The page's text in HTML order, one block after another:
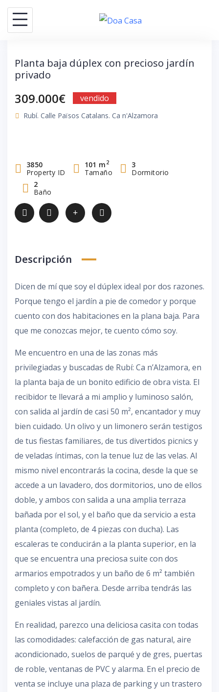
Saltar
contenido
Planta baja dúplex con precioso jardín
privado
309.000€ vendido
Rubí. Calle Països Catalans. Ca n'Alzamora
3850
Property ID
101 m 2
Tamaño
3
Dormitorio
2
Baño
Descripción
Dicen de mí que soy el dúplex ideal por dos razones.
Porque tengo el jardín a pie de comedor y porque
cuento con dos habitaciones en la plana baja. Para
que me conozcas mejor, te cuento cómo soy.
Me encuentro en una de las zonas más
privilegiadas y buscadas de Rubí: Ca n’Alzamora, en
la planta baja de un bonito edificio de obra vista. El
recibidor te llevará a mi amplio y luminoso salón,
con salida al jardín de casi 50 m², encantador y muy
bien cuidado. Un olivo y un limonero serán testigos
de tus fiestas familiares, de tus divertidos picnics y
de veladas íntimas, con la tenue luz de las velas. Al
mismo nivel encontrarás la cocina, desde la que se
accede a un lavadero, dos dormitorios, uno de ellos
doble, y ambos con salida a una amplia terraza
bañada por el sol, y el baño que da servicio a esta
planta (completo, de 4 piezas con ducha). Las
escaleras te conducirán a la planta superior, en la
que se encuentra una preciosa suite con dos
armarios empotrados y un baño de 6 m² también
completo y con bañera. Desde arriba tendrás las
geniales vistas al jardín.
En realidad, parezco una deliciosa casita con todas
las comodidades: calefacción de gas natural, aire
acondicionado, suelos de parqué y de gres, puertas
de roble, ventanas de PVC y alarma. En el precio de
venta se incluye una plaza de parking y un trastero